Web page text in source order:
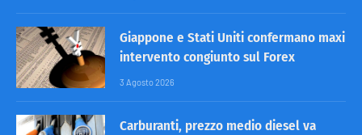
Giappone e Stati Uniti confermano maxi
intervento congiunto sul Forex
3 Agosto 2026
Carburanti, prezzo medio diesel va